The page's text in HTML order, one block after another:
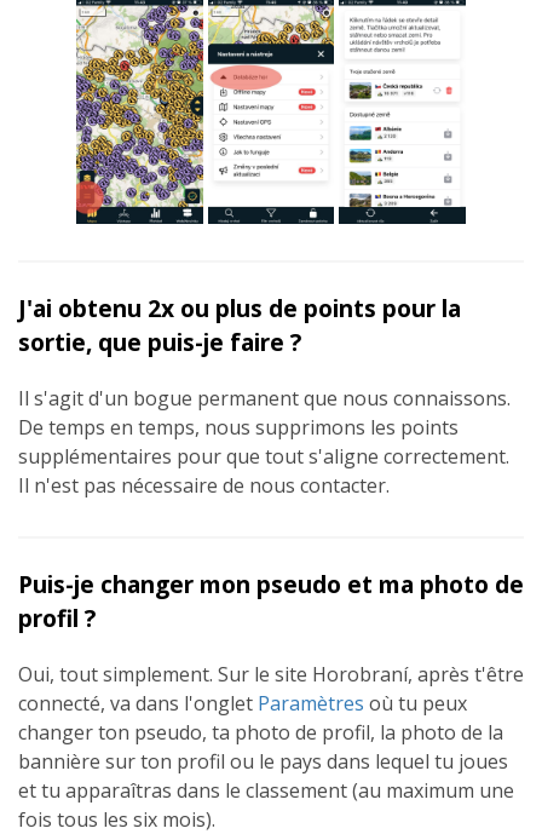
J'ai obtenu 2x ou plus de points pour la
sortie, que puis-je faire ?
Il s'agit d'un bogue permanent que nous connaissons.
De temps en temps, nous supprimons les points
supplémentaires pour que tout s'aligne correctement.
Il n'est pas nécessaire de nous contacter.
Puis-je changer mon pseudo et ma photo de
profil ?
Oui, tout simplement. Sur le site Horobraní, après t'être
connecté, va dans l'onglet Paramètres où tu peux
changer ton pseudo, ta photo de profil, la photo de la
bannière sur ton profil ou le pays dans lequel tu joues
et tu apparaîtras dans le classement (au maximum une
fois tous les six mois).